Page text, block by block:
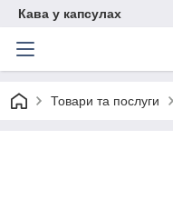
Кава у капсулах
Товари та послуги